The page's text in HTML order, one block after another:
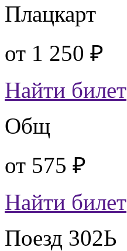
Плацкарт
от 1 250 ₽
Найти билет
Общ
от 575 ₽
Найти билет
Поезд 302Ь